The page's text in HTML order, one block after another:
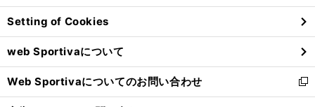
ン
ド
ウ
で
開
く
Setting of Cookies
web Sportivaについて
Web Sportivaについてのお問い合わせ
新
し